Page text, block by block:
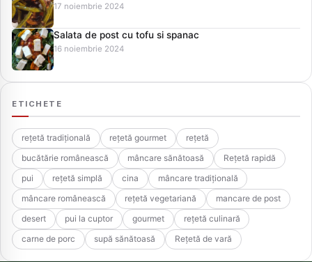
17 noiembrie 2024
Salata de post cu tofu si spanac
16 noiembrie 2024
ETICHETE
rețetă tradițională rețetă gourmet
rețetă
bucătărie românească
mâncare sănătoasă
Rețetă rapidă
pui
rețetă simplă cina
mâncare tradițională
mâncare românească
rețetă vegetariană
mancare de post
desert
pui la cuptor gourmet
rețetă culinară
carne de porc
supă sănătoasă Rețetă de vară